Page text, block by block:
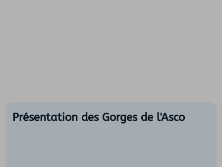
Présentation des Gorges de l'Asco